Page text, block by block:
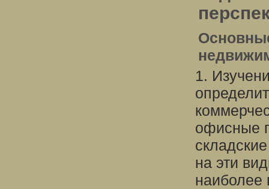
1.
офисные
на эти
наиболее